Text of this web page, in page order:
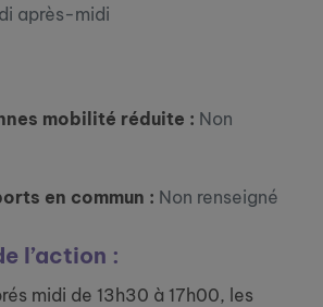
après-midi
mobilité réduite : Non
en commun : Non renseigné
l’action :
midi de 13h30 à 17h00, les